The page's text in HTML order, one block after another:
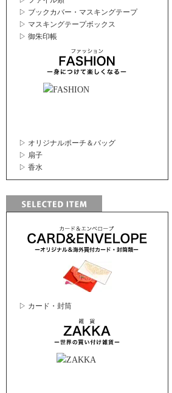
▷ ブックカバー・マスキングテープ
▷ マスキングテープボックス
▷ 御朱印帳
▷ オリジナルポーチ＆バッグ
▷ 扇子
▷ 香水
▷ カード・封筒